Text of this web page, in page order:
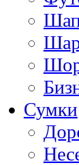
Сумки